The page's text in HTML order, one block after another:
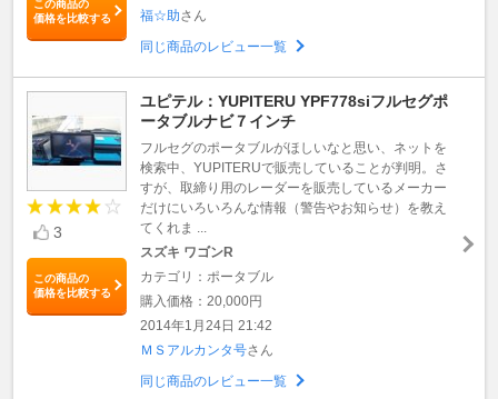
この商品の
価格を比較する
福☆助さん
同じ商品のレビュー一覧
3
この商品の
価格を比較する
ユピテル：YUPITERU YPF778siフルセグポ
ータブルナビ７インチ
フルセグのポータブルがほしいなと思い、ネットを
検索中、YUPITERUで販売していることが判明。さ
すが、取締り用のレーダーを販売しているメーカー
だけにいろいろんな情報（警告やお知らせ）を教え
てくれま ...
スズキ ワゴンR
カテゴリ：ポータブル
購入価格：20,000円
2014年1月24日 21:42
ＭＳアルカンタ号さん
同じ商品のレビュー一覧